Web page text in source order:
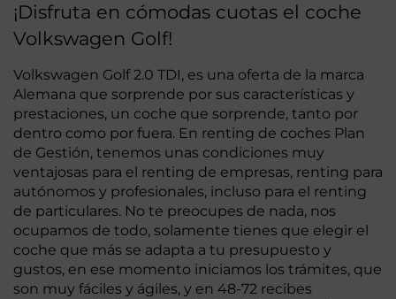
¡Disfruta en cómodas cuotas el coche
Volkswagen Golf!
Volkswagen Golf 2.0 TDI, es una oferta de la marca
Alemana que sorprende por sus características y
prestaciones, un coche que sorprende, tanto por
dentro como por fuera. En renting de coches Plan
de Gestión, tenemos unas condiciones muy
ventajosas para el renting de empresas, renting para
autónomos y profesionales, incluso para el renting
de particulares. No te preocupes de nada, nos
ocupamos de todo, solamente tienes que elegir el
coche que más se adapta a tu presupuesto y
gustos, en ese momento iniciamos los trámites, que
son muy fáciles y ágiles, y en 48-72 recibes